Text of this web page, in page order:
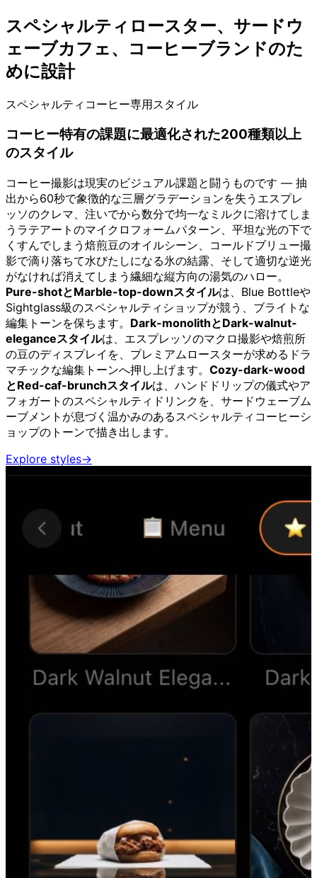
スペシャルティロースター、サードウ
ェーブカフェ、コーヒーブランドのた
めに設計
スペシャルティコーヒー専用スタイル
コーヒー特有の課題に最適化された200種類以上
のスタイル
コーヒー撮影は現実のビジュアル課題と闘うものです — 抽
出から60秒で象徴的な三層グラデーションを失うエスプレ
ッソのクレマ、注いでから数分で均一なミルクに溶けてしま
うラテアートのマイクロフォームパターン、平坦な光の下で
くすんでしまう焙煎豆のオイルシーン、コールドブリュー撮
影で滴り落ちて水びたしになる氷の結露、そして適切な逆光
がなければ消えてしまう繊細な縦方向の湯気のハロー。
Pure-shotとMarble-top-downスタイルは、Blue Bottleや
Sightglass級のスペシャルティショップが競う、ブライトな
編集トーンを保ちます。 Dark-monolithとDark-walnut-
eleganceスタイルは、エスプレッソのマクロ撮影や焙煎所
の豆のディスプレイを、プレミアムロースターが求めるドラ
マチックな編集トーンへ押し上げます。 Cozy-dark-wood
とRed-caf-brunchスタイルは、ハンドドリップの儀式やア
フォガートのスペシャルティドリンクを、サードウェーブム
ーブメントが息づく温かみのあるスペシャルティコーヒーシ
ョップのトーンで描き出します。
Explore styles→